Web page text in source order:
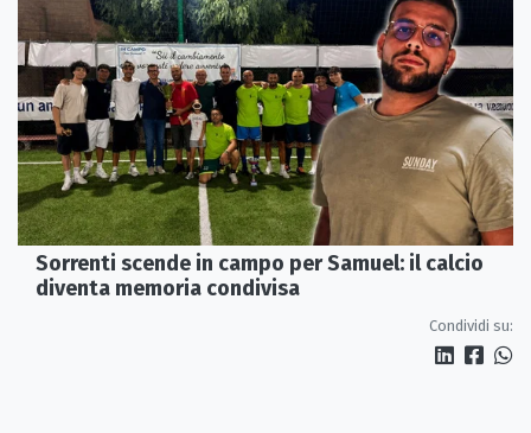
Sorrenti scende in campo per Samuel: il calcio
diventa memoria condivisa
Condividi su: